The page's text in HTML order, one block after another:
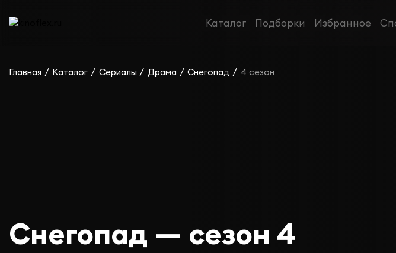
Каталог Подборки Избранное
Главная / Каталог / Сериалы / Драма / Снегопад / 4 сезон
Снегопад — сезон 4